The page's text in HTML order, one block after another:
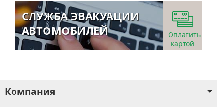
СЛУЖБА ЭВАКУАЦИИ
АВТОМОБИЛЕЙ
Оплатить
картой
Компания